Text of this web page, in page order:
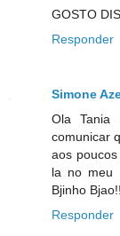
GOSTO
Responder
Simone
Ola Tania
comunicar
aos
la no meu
Bjinho
Responder